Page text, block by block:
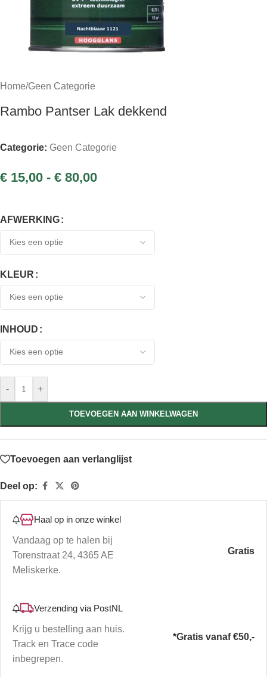
Home/Geen Categorie
Rambo Pantser Lak dekkend
Categorie: Geen Categorie
€ 15,00 - € 80,00
AFWERKING
KLEUR
INHOUD
- +
TOEVOEGEN AAN WINKELWAGEN
Toevoegen aan verlanglijst
Deel op:
Haal op in onze winkel
Vandaag op te halen bij
Torenstraat 24, 4365 AE
Meliskerke.
Gratis
Verzending via PostNL
Krijg u bestelling aan huis.
Track en Trace code
inbegrepen.
*Gratis vanaf €50,-